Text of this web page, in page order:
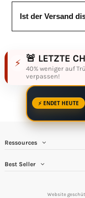
Ist der Versand
⚡ 🚨 LETZTE
40% weniger auf
verpassen!
Ressources
Best Seller
Website